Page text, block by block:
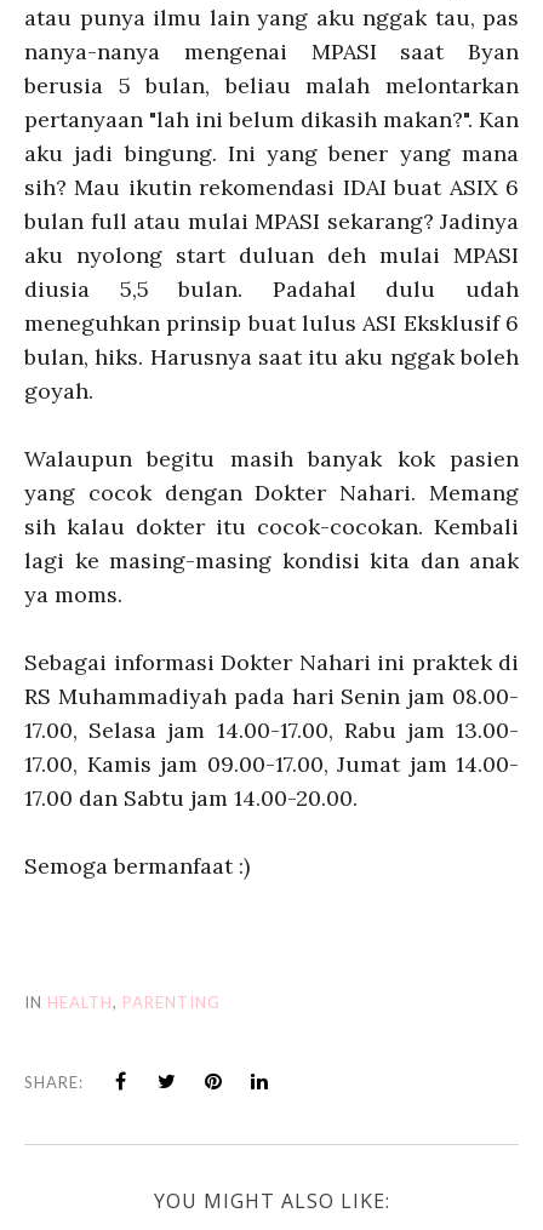
atau punya ilmu lain yang aku nggak tau, pas
nanya-nanya mengenai MPASI saat Byan
berusia 5 bulan, beliau malah melontarkan
pertanyaan "lah ini belum dikasih makan?". Kan
aku jadi bingung. Ini yang bener yang mana
sih? Mau ikutin rekomendasi IDAI buat ASIX 6
bulan full atau mulai MPASI sekarang? Jadinya
aku nyolong start duluan deh mulai MPASI
diusia 5,5 bulan. Padahal dulu udah
meneguhkan prinsip buat lulus ASI Eksklusif 6
bulan, hiks. Harusnya saat itu aku nggak boleh
goyah.
Walaupun begitu masih banyak kok pasien
yang cocok dengan Dokter Nahari. Memang
sih kalau dokter itu cocok-cocokan. Kembali
lagi ke masing-masing kondisi kita dan anak
ya moms.
Sebagai informasi Dokter Nahari ini praktek di
RS Muhammadiyah pada hari Senin jam 08.00-
17.00, Selasa jam 14.00-17.00, Rabu jam 13.00-
17.00, Kamis jam 09.00-17.00, Jumat jam 14.00-
17.00 dan Sabtu jam 14.00-20.00.
Semoga bermanfaat :)
IN HEALTH, PARENTING
SHARE:
YOU MIGHT ALSO LIKE: